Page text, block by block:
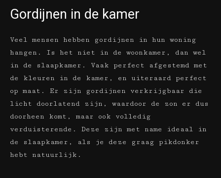
Gordijnen in de kamer
Veel mensen hebben gordijnen in hun woning
hangen. Is het niet in de woonkamer, dan wel
in de slaapkamer. Vaak perfect afgestemd met
de kleuren in de kamer, en uiteraard perfect
op maat. Er zijn gordijnen verkrijgbaar die
licht doorlatend zijn, waardoor de zon er dus
doorheen komt, maar ook volledig
verduisterende. Deze zijn met name ideaal in
de slaapkamer, als je deze graag pikdonker
hebt natuurlijk.